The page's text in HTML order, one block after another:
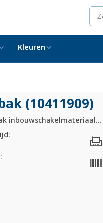
Kleuren
(10411909)
inbouwschakelmateriaal...